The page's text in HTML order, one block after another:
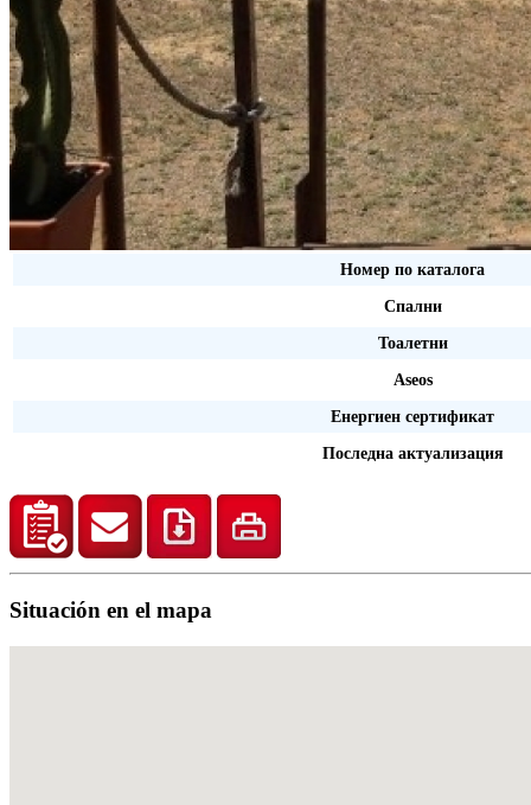
Номер по каталога
Спални
Тоалетни
Aseos
Енергиен сертификат
Последна актуализация
Situación en el mapa